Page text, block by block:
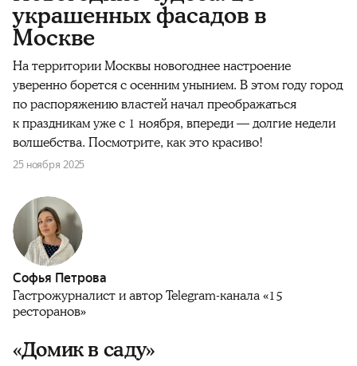
украшенных фасадов в
Москве
На территории Москвы новогоднее настроение
уверенно борется с осенним унынием. В этом году город
по распоряжению властей начал преображаться
к праздникам уже с 1 ноября, впереди — долгие недели
волшебства. Посмотрите, как это красиво!
25 ноября 2025
Софья Петрова
Гастрожурналист и автор Telegram-канала «15
ресторанов»
«Домик в саду»